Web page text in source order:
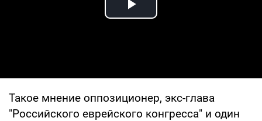
Play Video
Такое мнение оппозиционер, экс-глава
"Российского еврейского конгресса" и один